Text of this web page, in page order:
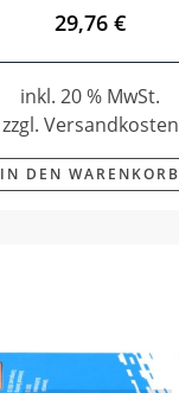
29,76 €
inkl. 20 % MwSt.
zzgl. Versandkosten
IN DEN WARENKORB